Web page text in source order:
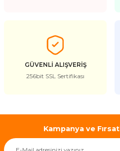
GÜVENLİ ALIŞVERİŞ
256bit SSL Sertifikası
Kampanya ve